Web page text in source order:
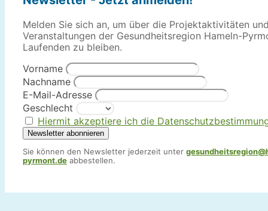
Melden Sie sich an, um über die Projektaktivitäten
Veranstaltungen der Gesundheitsregion Hameln-
Laufenden zu bleiben.
Vorname
Nachname
E-Mail-Adresse
Geschlecht
Hiermit akzeptiere ich die
Sie können den Newsletter jederzeit unter
pyrmont.de abbestellen.